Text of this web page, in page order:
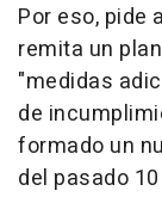
Por eso, pide
remita un
"medidas
de
formado un
del pasado